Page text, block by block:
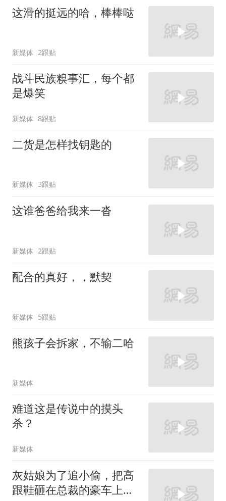
这滑的挺远的哈，棒棒哒
新媒体 2跟贴
战斗民族糗事汇，每个都
是爆笑
新媒体 8跟贴
二货是怎样找钥匙的
新媒体 3跟贴
这谁爸爸给我来一沓
新媒体 2跟贴
配合的真好，，默契
新媒体 5跟贴
熊孩子会拆家，不输二哈
新媒体
难道这是传说中的摸头
杀？
新媒体
灰姑娘为了追小偷，把高
跟鞋砸在总裁的豪车上，